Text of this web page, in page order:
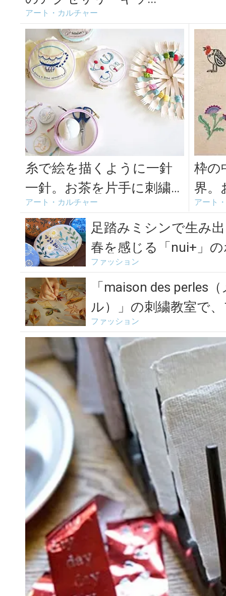
アート・カルチャー
糸で絵を描くように一針
一針。お茶を片手に刺繍
の時間を楽しむ「刺繍CAF
E」
アート・カルチャー
枠の
界。
る刺
アート
足踏みミシンで生み
春を感じる「nui+」
ファッション
「maison des perles
ル）」の刺繍教室で
ファッション